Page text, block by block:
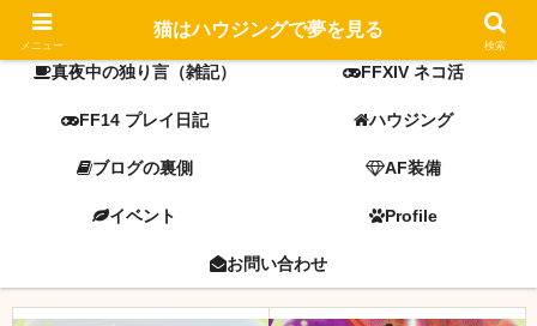
FF14 screenshot ミラプリ
真夜中の独り言（雑記） FFXIV ネコ活
FF14 プレイ日記 ハウジング
ブログの裏側 AF装備
イベント Profile
お問い合わせ
メニュー
猫はハウジングで夢を見る
検索